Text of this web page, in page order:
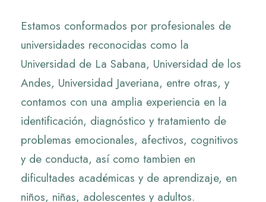
Estamos conformados por profesionales de
universidades reconocidas como la
Universidad de La Sabana, Universidad de los
Andes, Universidad Javeriana, entre otras, y
contamos con una amplia experiencia en la
identificación, diagnóstico y tratamiento de
problemas emocionales, afectivos, cognitivos
y de conducta, así como tambien en
dificultades académicas y de aprendizaje, en
niños, niñas, adolescentes y adultos.